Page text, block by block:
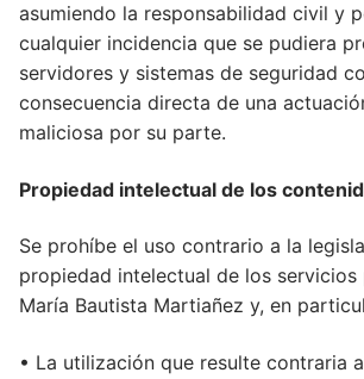
asumiendo la responsabilidad civil y
cualquier incidencia que se pudiera
servidores y sistemas de seguridad
consecuencia directa de una
maliciosa por su parte.
Propiedad intelectual de los
Se prohíbe el uso contrario a la
propiedad intelectual de los
María Bautista Martiañez y, en
• La utilización que resulte contraria